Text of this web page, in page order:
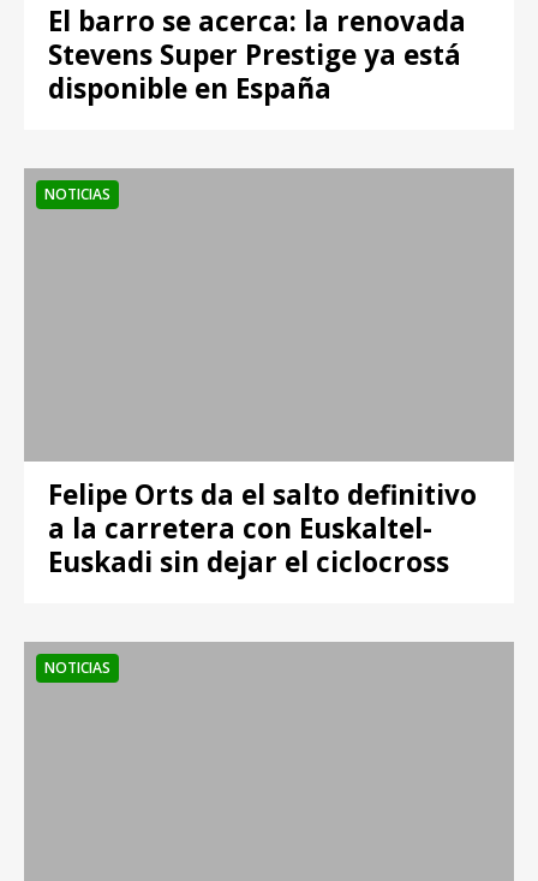
El barro se acerca: la renovada
Stevens Super Prestige ya está
disponible en España
NOTICIAS
Felipe Orts da el salto definitivo
a la carretera con Euskaltel-
Euskadi sin dejar el ciclocross
NOTICIAS